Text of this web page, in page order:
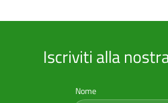
Iscriviti alla
Nome